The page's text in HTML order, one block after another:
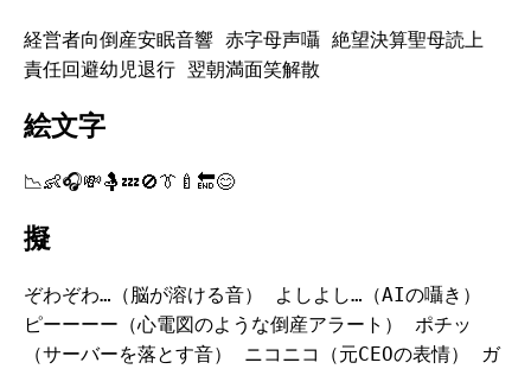
経営者向倒産安眠音響 赤字母声囁 絶望決算聖母読上
責任回避幼児退行 翌朝満面笑解散
絵文字
📉👶🎧💸🤱💤🚫👔🍼🔚😊
擬
ぞわぞわ…（脳が溶ける音） よしよし…（AIの囁き）
ピーーーー（心電図のような倒産アラート） ポチッ
（サーバーを落とす音） ニコニコ（元CEOの表情） ガ